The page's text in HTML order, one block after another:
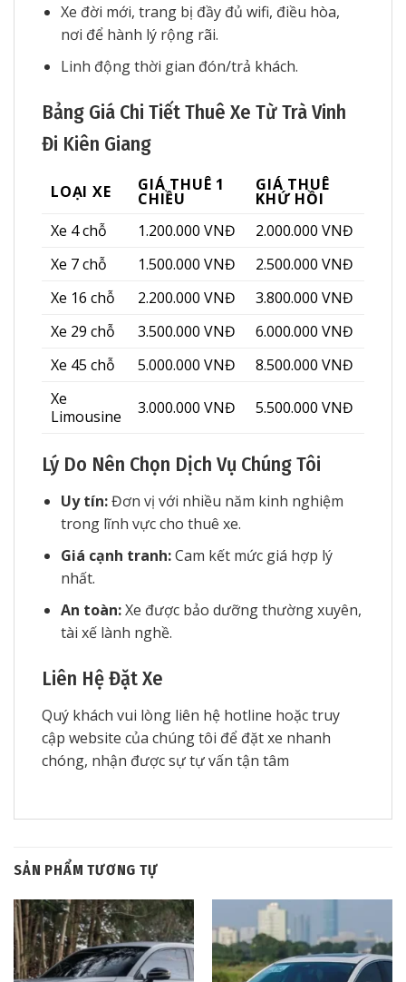
Xe đời mới, trang bị đầy đủ wifi, điều hòa,
nơi để hành lý rộng rãi.
Linh động thời gian đón/trả khách.
Bảng Giá Chi Tiết Thuê Xe Từ Trà Vinh
Đi Kiên Giang
LOẠI XE GIÁ THUÊ 1
CHIỀU
GIÁ THUÊ
KHỨ HỒI
Xe 4 chỗ
1.200.000 VNĐ
2.000.000 VNĐ
Xe 7 chỗ
1.500.000 VNĐ
2.500.000 VNĐ
Xe 16 chỗ
2.200.000 VNĐ
3.800.000 VNĐ
Xe 29 chỗ
3.500.000 VNĐ
6.000.000 VNĐ
Xe 45 chỗ
5.000.000 VNĐ
8.500.000 VNĐ
Xe
Limousine
3.000.000 VNĐ 5.500.000 VNĐ
Lý Do Nên Chọn Dịch Vụ Chúng Tôi
Uy tín:Đơn vị với nhiều năm kinh nghiệm
trong lĩnh vực cho thuê xe.
Giá cạnh tranh:Cam kết mức giá hợp lý
nhất.
An toàn:Xe được bảo dưỡng thường xuyên,
tài xế lành nghề.
Liên Hệ Đặt Xe
Quý khách vui lòng liên hệ hotline hoặc truy
cập website của chúng tôi để đặt xe nhanh
chóng, nhận được sự tự vấn tận tâm
SẢN PHẨM TƯƠNG TỰ